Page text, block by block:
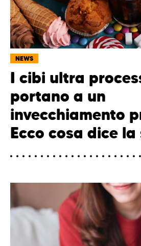
NEWS
I cibi ultra
portano a un
invecchiamento
Ecco cosa dice la